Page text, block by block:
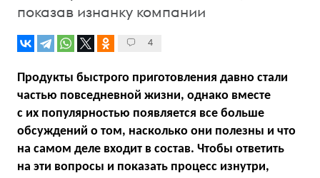
показав изнанку компании
4
Продукты быстрого приготовления давно стали
частью повседневной жизни, однако вместе
с их популярностью появляется все больше
обсуждений о том, насколько они полезны и что
на самом деле входит в состав. Чтобы ответить
на эти вопросы и показать процесс изнутри,